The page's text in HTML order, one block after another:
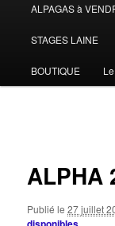
ALPAGAS à
STAGES LAINE
BOUTIQUE
ALPHA
Publié le27 juillet